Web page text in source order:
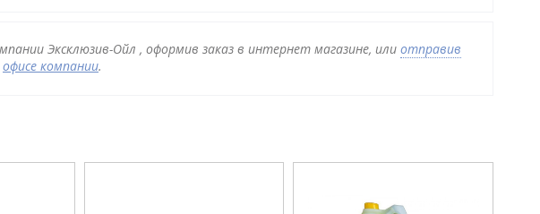
Эксклюзив-Ойл , оформив заказ в интернет магазине, или отправив
офисе компании.